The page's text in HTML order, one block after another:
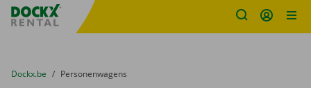
Fratello DEMO
U bevindt zich hier:
van
Dockx.be naar
Personenwagens